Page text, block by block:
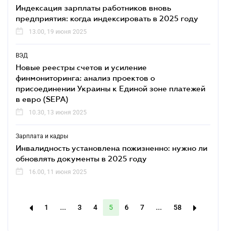
Индексация зарплаты работников вновь
предприятия: когда индексировать в 2025 году
13.00, 19 июня 2025
ВЭД
Новые реестры счетов и усиление
финмониторинга: анализ проектов о
присоединении Украины к Единой зоне платежей
в евро (SEPA)
10.30, 13 июня 2025
Зарплата и кадры
Инвалидность установлена пожизненно: нужно ли
обновлять документы в 2025 году
16.00, 11 июня 2025
1 ... 3 4 5 6 7 ... 58